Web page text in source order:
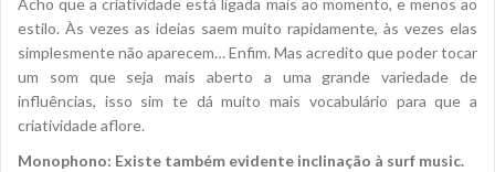
Acho que a criatividade está ligada mais ao momento, e menos ao
estilo. Às vezes as ideias saem muito rapidamente, às vezes elas
simplesmente não aparecem… Enfim. Mas acredito que poder tocar
um som que seja mais aberto a uma grande variedade de
influências, isso sim te dá muito mais vocabulário para que a
criatividade aflore.
Monophono: Existe também evidente inclinação à surf music.